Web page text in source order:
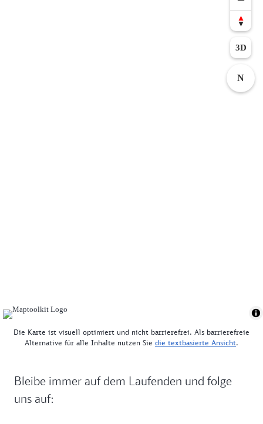
Inspirator auf Entdeckungstour geht – schau dir im
an, wie sie das faszinierende Museumsdorf am
3D
N
Die Karte ist visuell optimiert und nicht barrierefrei. Als barrierefreie
Alternative für alle Inhalte nutzen Sie die textbasierte Ansicht.
Bleibe immer auf dem Laufenden und folge
uns auf: